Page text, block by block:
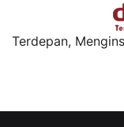
Terdepan,